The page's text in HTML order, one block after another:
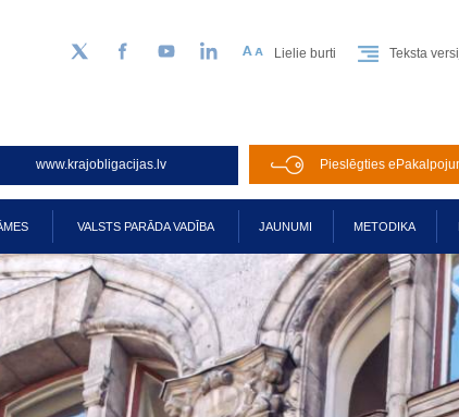
Sekojiet mums Twitter
FacebookYouTubeLinkedIn Lielie burti Teksta
www.krajobligacijas.lv Pieslēgties
VALSTS PARĀDA VADĪBA JAUNUMI METODIKA